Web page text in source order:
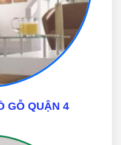
GỖ QUẬN 4